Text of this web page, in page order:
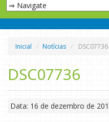
Inicial Notícias DSC07736
DSC07736
Data: 16 de dezembro de